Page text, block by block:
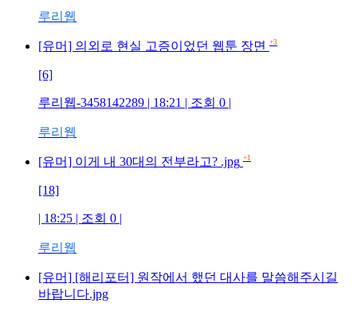
루리웹
[유머] 의외로 현실 고증이었던 웹툰 장면 +3
[6]
루리웹-3458142289 | 18:21 | 조회 0 |
루리웹
[유머] 이게 내 30대의 전부라고? .jpg +1
[18]
| 18:25 | 조회 0 |
루리웹
[유머] [해리포터] 원작에서 했던 대사를 말씀해주시길
바랍니다.jpg